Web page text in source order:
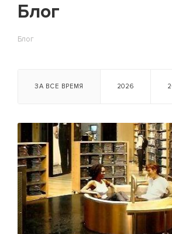
Блог
Блог
ЗА ВСЕ ВРЕМЯ 2026